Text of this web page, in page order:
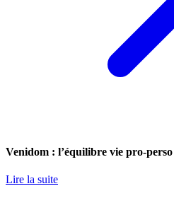
Venidom : l’équilibre vie pro-
Lire la suite